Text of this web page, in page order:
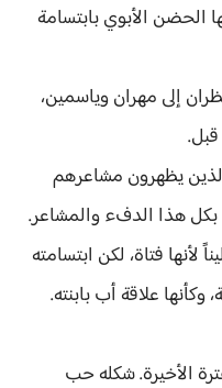
الحضن الأبوي بابتسامة
إلى مهران وياسمين،
يظهرون مشاعرهم
بكل هذا الدفء والمشاعر.
فتاة، لكن ابتسامته
علاقة أب بابنته.
الأخيرة. شكله حب